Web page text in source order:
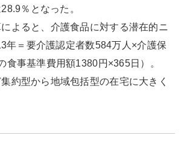
％となった。
よると、介護食品に対する潜在的ニ
年＝要介護認定者数584万人×介護保
食事基準費用額1380円×365日）。
約型から地域包括型の在宅に大きく